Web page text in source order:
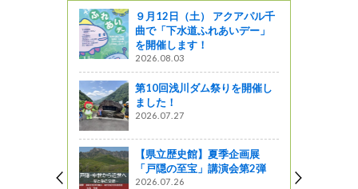
９月12日（土） アクアパル千
曲で「下水道ふれあいデー」
を開催します！
2026.08.03
第10回浅川ダム祭りを開催し
ました！
2026.07.27
【県立歴史館】夏季企画展
「戸隠の至宝」講演会第2弾
2026.07.26